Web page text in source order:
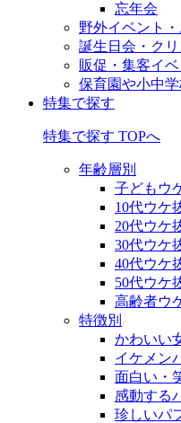
忘年会
野外イベント・
誕生日会・ク
販促・集客イベ
保育園や小中学
特集で探す
特集で探す TOPへ
年齢層別
子どもウ
10代ウケ
20代ウケ
30代ウケ
40代ウケ
50代ウケ
高齢者ウ
特徴別
かわいい
イケメン
面白い・
感動する
珍しいパ